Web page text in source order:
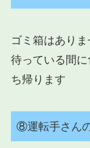
ゴミ箱はありま
待っている間
ち帰ります
⑧運転手さん